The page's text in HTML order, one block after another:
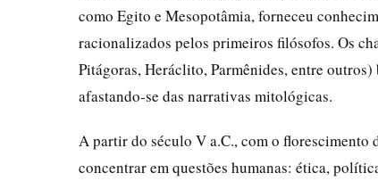
como Egito e Mesopotâmia, forneceu
racionalizados pelos primeiros filósofos. Os
Pitágoras, Heráclito, Parmênides, entre
afastando-se das narrativas mitológicas.
A partir do século V a.C., com o florescimento
concentrar em questões humanas: ética,